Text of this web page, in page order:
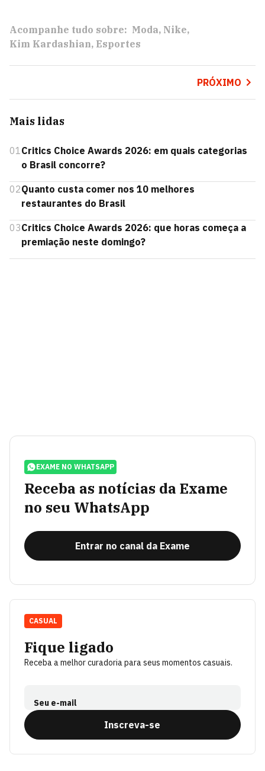
Acompanhe tudo sobre: Moda Nike
Kim Kardashian Esportes
PRÓXIMO
Mais lidas
01Critics Choice Awards 2026: em quais categorias
o Brasil concorre?
02Quanto custa comer nos 10 melhores
restaurantes do Brasil
03Critics Choice Awards 2026: que horas começa a
premiação neste domingo?
EXAME NO WHATSAPP
Receba as notícias da Exame
no seu WhatsApp
Entrar no canal da Exame
Fique ligado
Receba a melhor curadoria para seus momentos casuais.
Seu e-mail
Inscreva-se
CASUAL